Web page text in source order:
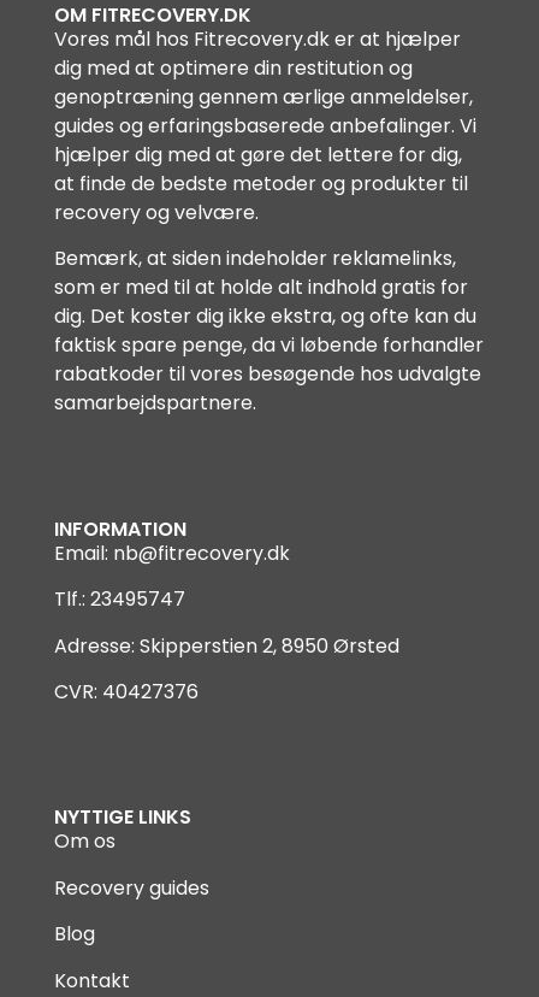
OM FITRECOVERY.DK
Vores mål hos Fitrecovery.dk er at hjælper
dig med at optimere din restitution og
genoptræning gennem ærlige anmeldelser,
guides og erfaringsbaserede anbefalinger. Vi
hjælper dig med at gøre det lettere for dig,
at finde de bedste metoder og produkter til
recovery og velvære.
Bemærk, at siden indeholder reklamelinks,
som er med til at holde alt indhold gratis for
dig. Det koster dig ikke ekstra, og ofte kan du
faktisk spare penge, da vi løbende forhandler
rabatkoder til vores besøgende hos udvalgte
samarbejdspartnere.
INFORMATION
Email: nb@fitrecovery.dk
Tlf.: 23495747
Adresse: Skipperstien 2, 8950 Ørsted
CVR: 40427376
NYTTIGE LINKS
Om os
Recovery guides
Blog
Kontakt